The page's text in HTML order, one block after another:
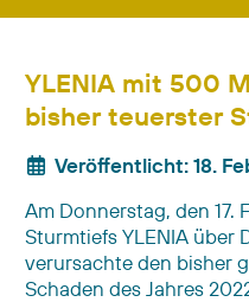
YLENIA mit 500
bisher teuerster
Veröffentlicht: 18.
Am Donnerstag, den 17.
Sturmtiefs YLENIA über
verursachte den bisher
Schaden des Jahres